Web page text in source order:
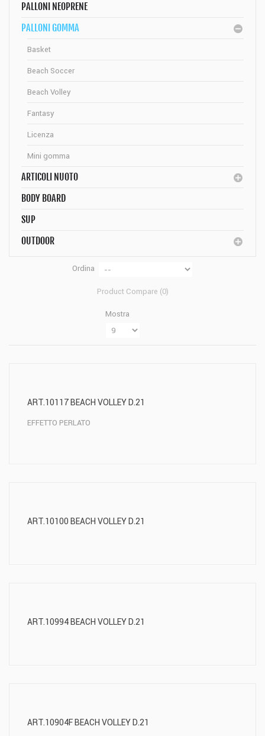
PALLONI NEOPRENE
PALLONI GOMMA
Basket
Beach Soccer
Beach Volley
Fantasy
Licenza
Mini gomma
ARTICOLI NUOTO
BODY BOARD
SUP
OUTDOOR
Ordina
Product Compare (0)
Mostra
ART.10117 BEACH VOLLEY D.21
EFFETTO PERLATO
ART.10100 BEACH VOLLEY D.21
ART.10994 BEACH VOLLEY D.21
ART.10904F BEACH VOLLEY D.21